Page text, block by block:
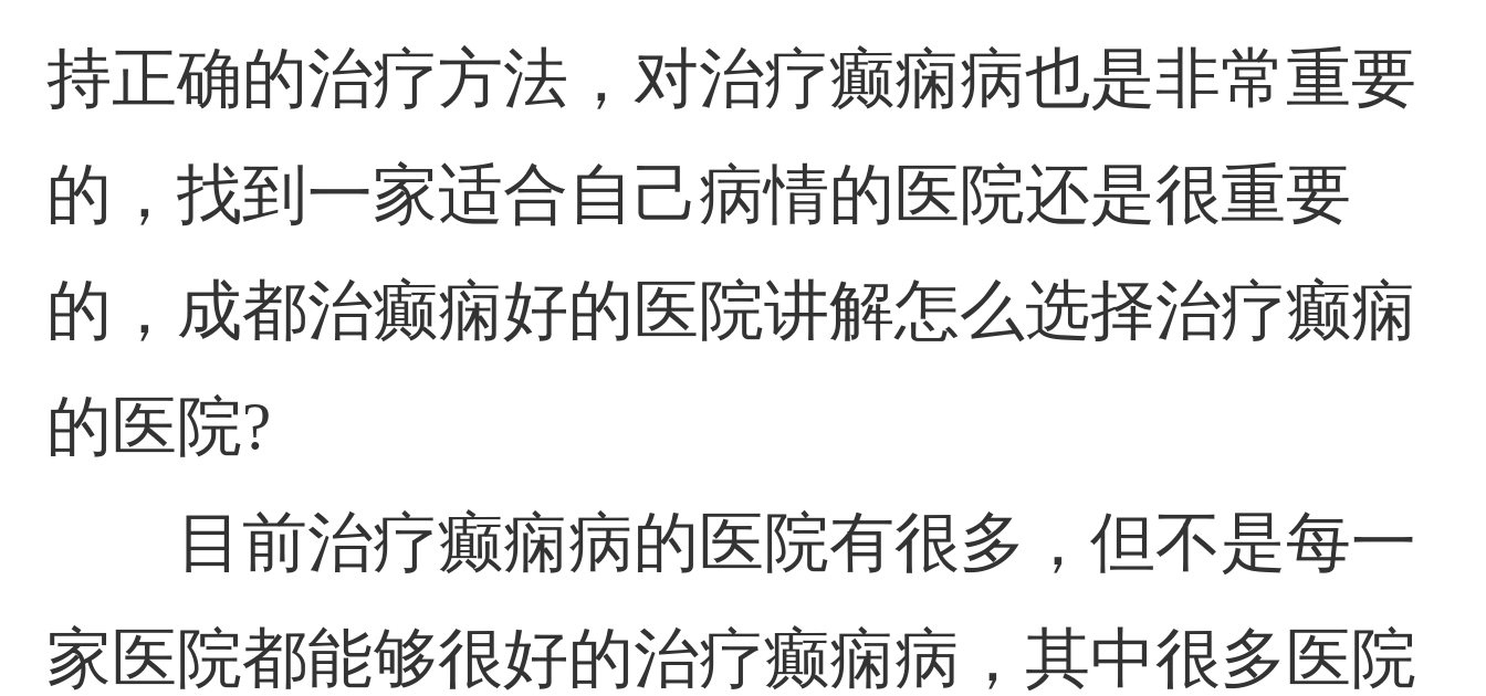
持正确的治疗方法，对治疗癫痫病也是非常重要
的，找到一家适合自己病情的医院还是很重要
的，成都治癫痫好的医院讲解怎么选择治疗癫痫
的医院?
目前治疗癫痫病的医院有很多，但不是每一
家医院都能够很好的治疗癫痫病，其中很多医院